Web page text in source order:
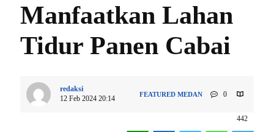
Manfaatkan Lahan
Tidur Panen Cabai
redaksi
12 Feb 2024 20:14
FEATURED MEDAN 0
442